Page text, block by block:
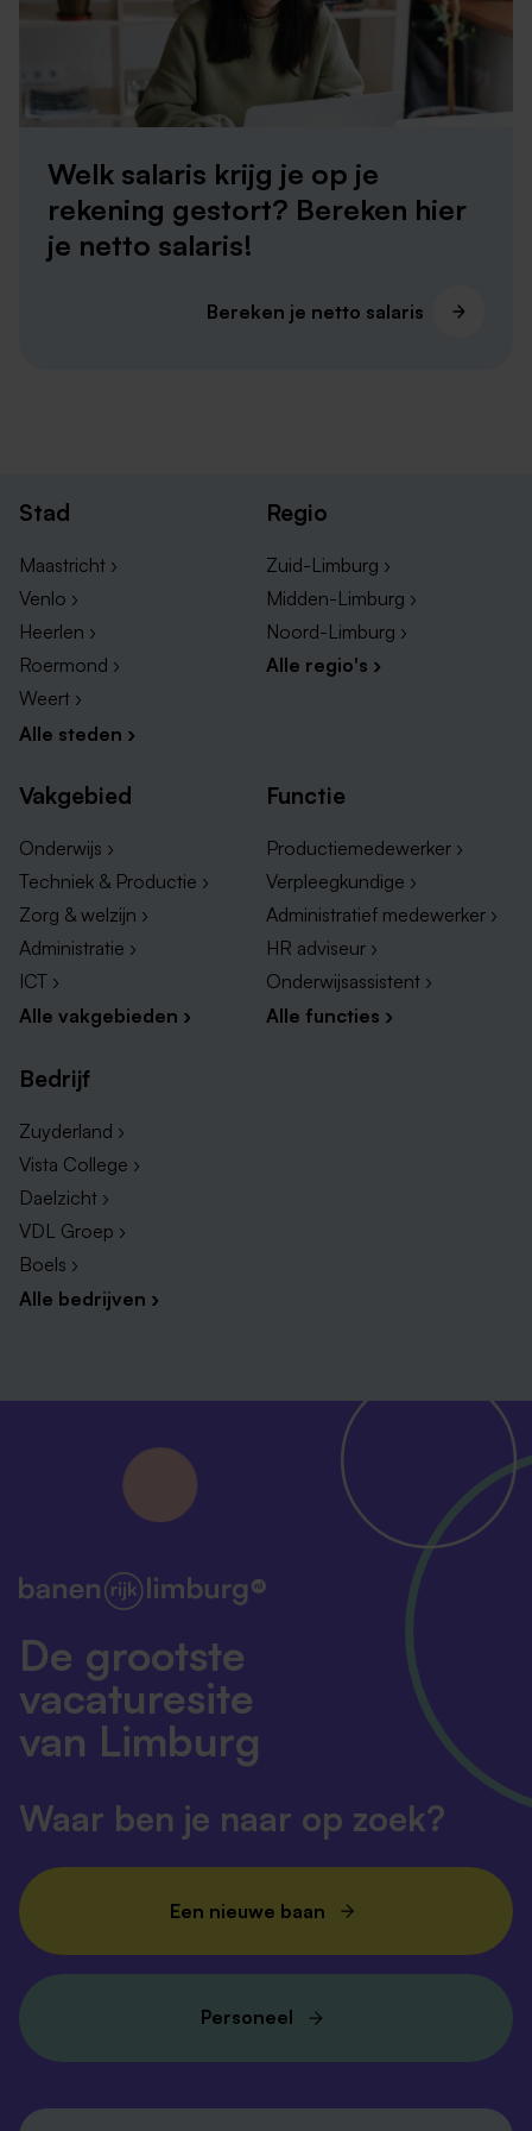
organisaties in Brunssum.
Vacatures bij Radar
Vacatures bij Zuyderland
Op de website van Banenrijklimburg vind je het
grootste aanbod vacatures in Limburg. Dus voor je
zoektocht naar parttime vacatures in Brunssum, ben je
hier op het goede adres! Zoek jij iets anders in
omstreken, klik dan op de onderstaande linkjes om
alle parttime vacatures in de nabije regio's te bekijken!
Parttime vacatures in Zuid-Limburg
Parttime vacatures in Heerlen
Parttime vacatures in Sittard
Parttime vacatures in Kerkrade
Welk salaris krijg je op je
rekening gestort? Bereken hier
je netto salaris!
Bereken je netto salaris
Stad
Maastricht ›
Venlo ›
Heerlen ›
Roermond ›
Weert ›
Alle steden ›
Regio
Zuid-Limburg ›
Midden-Limburg ›
Noord-Limburg ›
Alle regio's ›
Vakgebied
Onderwijs ›
Techniek & Productie ›
Zorg & welzijn ›
Administratie ›
ICT ›
Alle vakgebieden ›
Functie
Productiemedewerker ›
Verpleegkundige ›
Administratief medewerker ›
HR adviseur ›
Onderwijsassistent ›
Alle functies ›
Bedrijf
Zuyderland ›
Vista College ›
Daelzicht ›
VDL Groep ›
Boels ›
Alle bedrijven ›
De grootste
vacaturesite
van Limburg
Waar ben je naar op zoek?
Een nieuwe baan
Personeel